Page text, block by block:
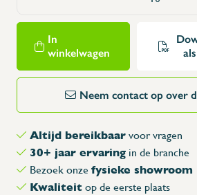
In
winkelwagen
Neem contact op over
Altijd bereikbaar voor vragen
30+ jaar ervaring in de branche
Bezoek onze fysieke showroom
Kwaliteit op de eerste plaats